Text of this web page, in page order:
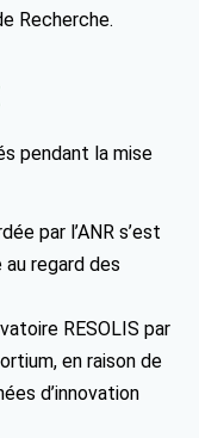
Recherche.
pendant la mise
par l’ANR s’est
regard des
RESOLIS par
en raison de
d’innovation